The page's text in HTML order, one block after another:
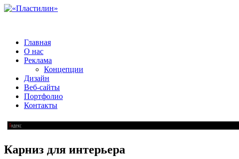
Главная
О нас
Реклама
Концепции
Дизайн
Веб-сайты
Портфолио
Контакты
Карниз для интерьера